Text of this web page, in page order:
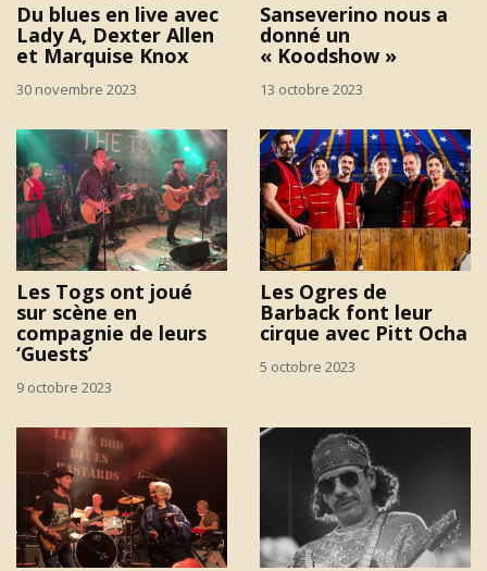
Du blues en live avec
Lady A, Dexter Allen
et Marquise Knox
30 novembre 2023
Sanseverino nous a
donné un
« Koodshow »
13 octobre 2023
Les Togs ont joué
sur scène en
compagnie de leurs
‘Guests’
9 octobre 2023
Les Ogres de
Barback font leur
cirque avec Pitt Ocha
5 octobre 2023